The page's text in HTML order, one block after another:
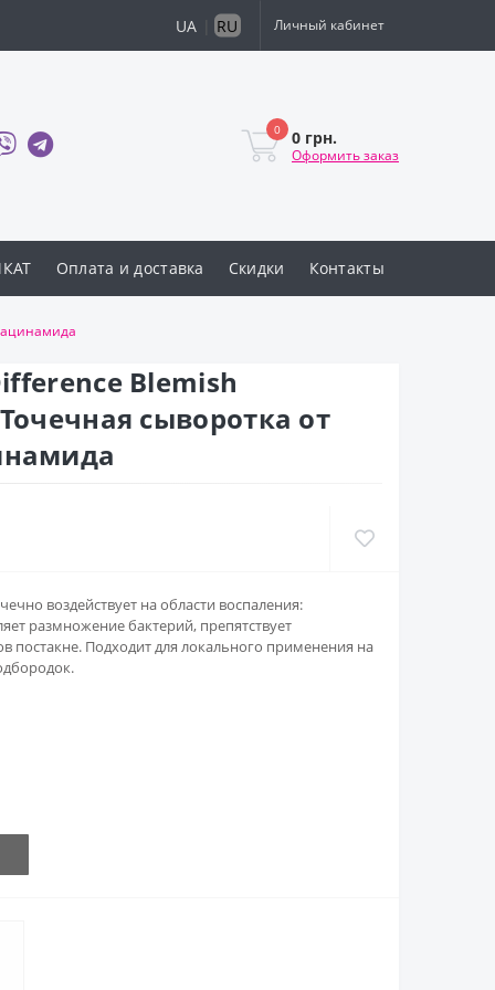
UA RU Личный кабинет
0 0 грн.
Оформить заказ
Оплата и доставка Скидки Контакты
Blemish
сыворотка от
воздействует на области воспаления:
размножение бактерий, препятствует
постакне. Подходит для локального применения на